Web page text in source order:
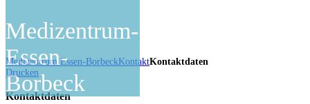
Medizentrum-
Essen-
Borbeck
Medizentrum Essen-Borbeck KontaktKontaktdaten
Drucken
Kontaktdaten